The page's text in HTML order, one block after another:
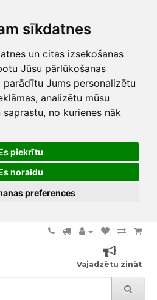
sīkdatnes
un citas izsekošanas
Jūsu pārlūkošanas
parādītu Jums personalizētu
analizētu mūsu
no kurienes nāk
piekrītu
noraidu
preferences
Vajadzētu zināt